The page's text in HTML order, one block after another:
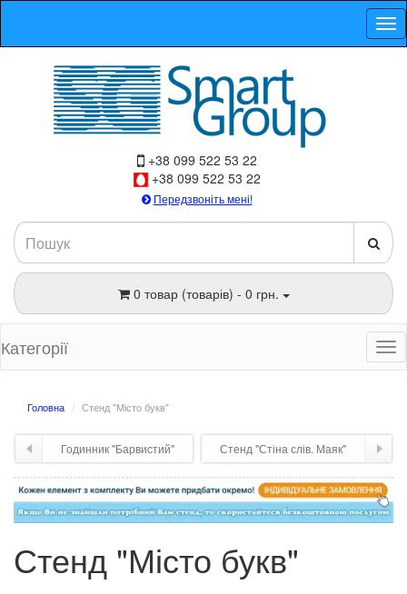
+38 099 522 53 22
+38 099 522 53 22
Передзвоніть мені!
0 товар (товарів) - 0 грн.
Категорії
Головна Стенд "Місто букв"
Годинник "Барвистий" Стенд "Стіна слів. Маяк"
Стенд "Місто букв"